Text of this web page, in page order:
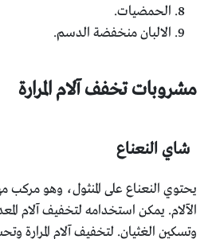
الحمضيات.
الالبان منخفضة الدسم.
مشروبات تخفف آلام المرارة
شاي النعناع
يحتوي النعناع على المنثول، وهو
الآلام. يمكن استخدامه لتخفيف آلام
وتسكين الغثيان. لتخفيف آلام المرارة